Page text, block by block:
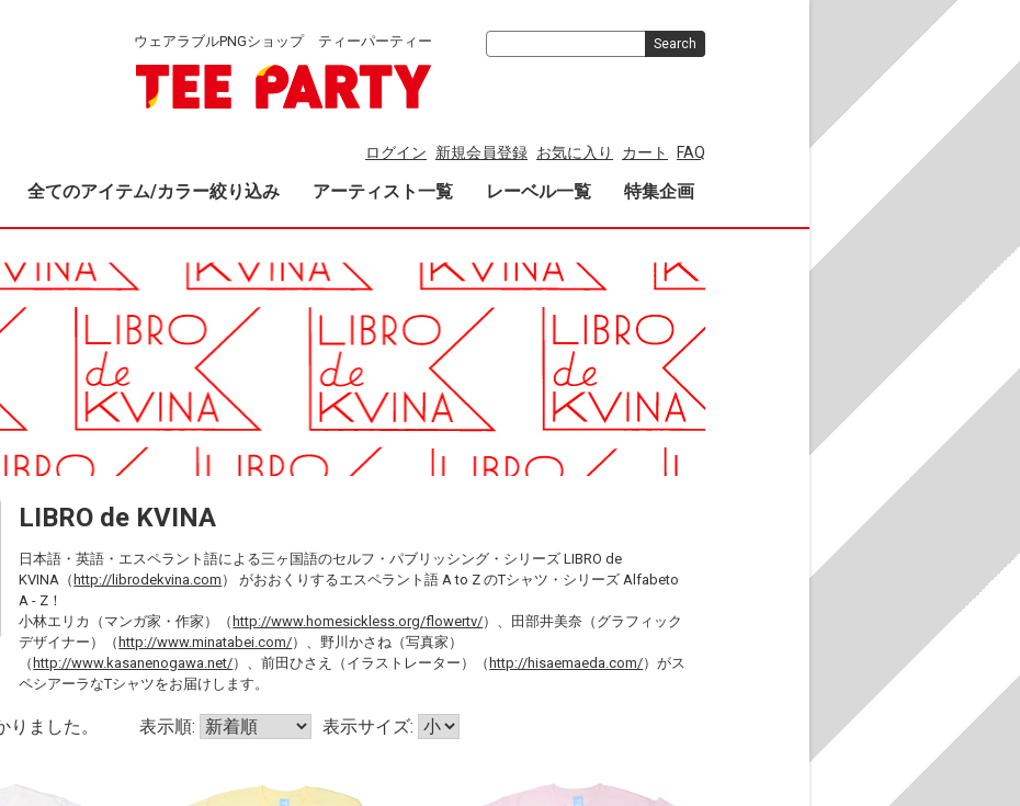
ウェアラブルPNGショップ ティーパーティー
ログイン 新規会員登録 お気に入り カート FAQ
全てのアイテム/カラー絞り込み アーティスト一覧 レーベル一覧 特集企画
Search
LIBRO de KVINA
日本語・英語・エスペラント語による三ヶ国語のセルフ・パブリッシング・シリーズ LIBRO de
KVINA（ http://librodekvina.com ） がおおくりするエスペラント語 A to Z のTシャツ・シリーズ Alfabeto
A - Z！
小林エリカ（マンガ家・作家）（ http://www.homesickless.org/flowertv/）、田部井美奈（グラフィック
デザイナー）（ http://www.minatabei.com/）、野川かさね（写真家）
（ http://www.kasanenogawa.net/）、前田ひさえ（イラストレーター）（ http://hisaemaeda.com/）がス
ペシアーラなTシャツをお届けします。
ました。 表示順: 表示サイズ: